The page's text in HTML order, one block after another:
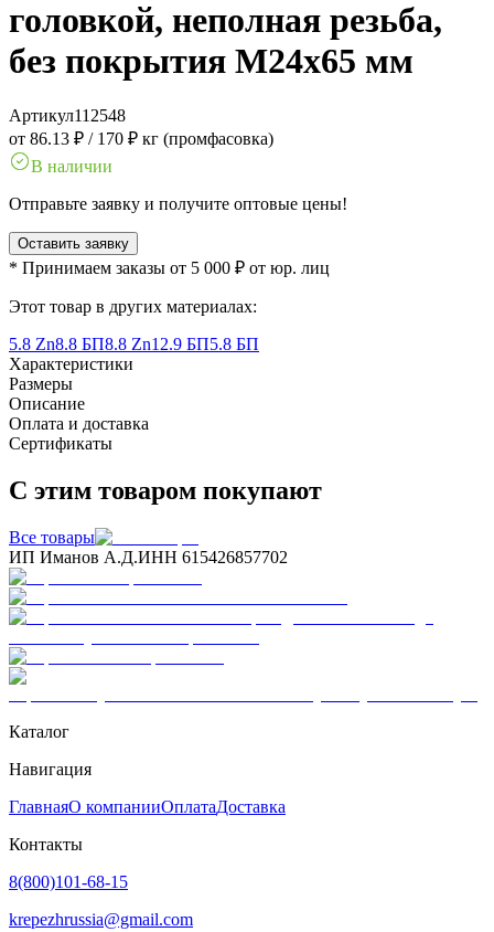
головкой, неполная резьба,
без покрытия M24x65 мм
Артикул112548
от 86.13 ₽ / 170 ₽ кг (промфасовка)
В наличии
Отправьте заявку и получите оптовые цены!
Оставить заявку
* Принимаем заказы от 5 000 ₽ от юр. лиц
Этот товар в других материалах:
5.8 Zn8.8 БП8.8 Zn12.9 БП5.8 БП
Характеристики
Размеры
Описание
Оплата и доставка
Сертификаты
С этим товаром покупают
Все товары
ИП Иманов А.Д.ИНН 615426857702
Каталог
Навигация
ГлавнаяО компанииОплатаДоставка
Контакты
8(800)101-68-15
krepezhrussia@gmail.com